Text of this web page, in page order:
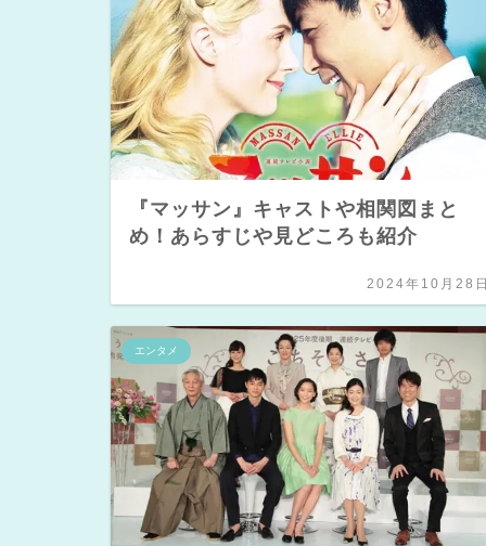
『マッサン』キャストや相関図まと
め！あらすじや見どころも紹介
2024年10月28日
エンタメ